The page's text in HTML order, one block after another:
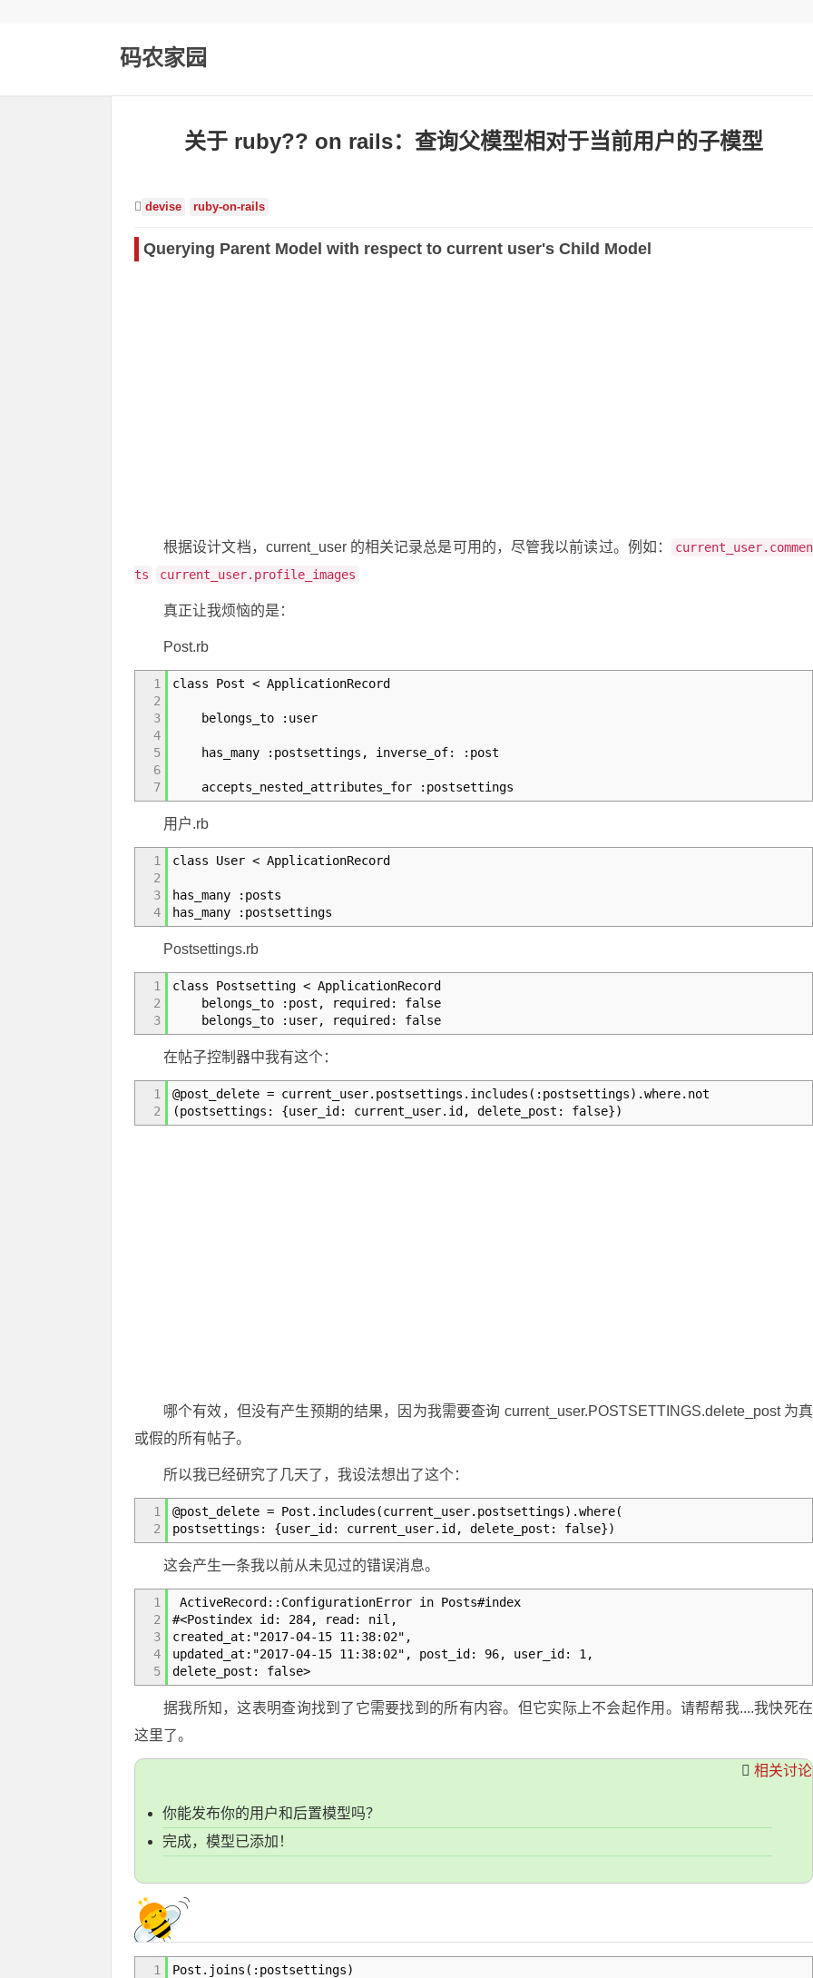
码农家园
关于 ruby?? on rails：查询父模型相对于当前用户的子模型
devise ruby-on-rails
Querying Parent Model with respect to current user's Child Model
根据设计文档，current_user 的相关记录总是可用的，尽管我以前读过。例如：
current_user.commen
ts
current_user.profile_images
真正让我烦恼的是：
Post.rb
1
2
3
4
5
6
7
class Post < ApplicationRecord
belongs_to :user
has_many :postsettings, inverse_of: :post
accepts_nested_attributes_for :postsettings
用户.rb
1
2
3
4
class User < ApplicationRecord
has_many :posts
has_many :postsettings
Postsettings.rb
1
2
3
class Postsetting < ApplicationRecord
belongs_to :post, required: false
belongs_to :user, required: false
在帖子控制器中我有这个：
1
2
@post_delete = current_user.postsettings.includes(:postsettings).where.not
(postsettings: {user_id: current_user.id, delete_post: false})
哪个有效，但没有产生预期的结果，因为我需要查询 current_user.POSTSETTINGS.delete_post 为真
或假的所有帖子。
所以我已经研究了几天了，我设法想出了这个：
1
2
@post_delete = Post.includes(current_user.postsettings).where(
postsettings: {user_id: current_user.id, delete_post: false})
这会产生一条我以前从未见过的错误消息。
1
2
3
4
5
ActiveRecord::ConfigurationError in Posts#index
#<Postindex id: 284, read: nil,
created_at:"2017-04-15 11:38:02",
updated_at:"2017-04-15 11:38:02", post_id: 96, user_id: 1,
delete_post: false>
据我所知，这表明查询找到了它需要找到的所有内容。但它实际上不会起作用。请帮帮我....我快死在
这里了。
相关讨论
你能发布你的用户和后置模型吗？
完成，模型已添加！
1
Post.joins(:postsettings)